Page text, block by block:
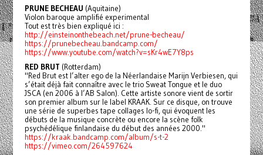
PRUNE BECHEAU (Aquitaine)
Violon baroque amplifié experimental
Tout est très bien expliqué ici :
http://einsteinonthebeach.net/prune-becheau/
https://prunebecheau.bandcamp.com/
https://www.youtube.com/watch?v=sKr4wE7Y8ps
RED BRUT (Rotterdam)
"Red Brut est l’alter ego de la Néerlandaise Marijn Verbiesen, qui
s’était déjà fait connaître avec le trio Sweat Tongue et le duo
JSCA (en 2006 à l’AB Salon). Cette artiste sonore vient de sortir
son premier album sur le label KRAAK. Sur ce disque, on trouve
une série de superbes tape collages lo-fi, qui évoquent les
débuts de la musique concrète ou encore la scène folk
psychédélique finlandaise du début des années 2000."
https://kraak.bandcamp.com/album/s-t-2
https://vimeo.com/264597624